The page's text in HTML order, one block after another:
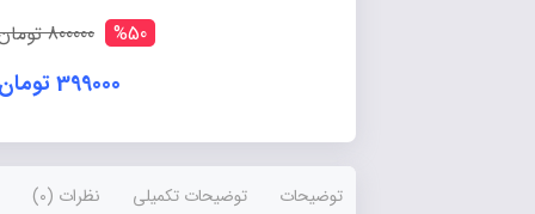
800000 تومان
399000 تومان
توضیحات توضیحات تکمیلی نظرات (0)